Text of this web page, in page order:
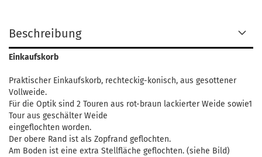
Beschreibung
Einkaufskorb
Praktischer Einkaufskorb, rechteckig-konisch, aus gesottener
Vollweide.
Für die Optik sind 2 Touren aus rot-braun lackierter Weide sowie1
Tour aus geschälter Weide
eingeflochten worden.
Der obere Rand ist als Zopfrand geflochten.
Am Boden ist eine extra Stellfläche geflochten. (siehe Bild)